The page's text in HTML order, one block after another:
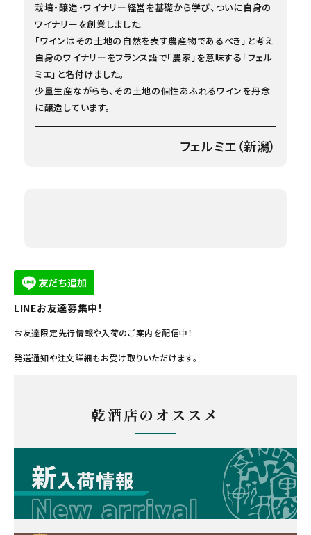
栽培・醸造・ワイナリー経営を基礎から学び、ついに自身の
ワイナリーを創業しました。
「ワインはその土地の自然を表す農産物であるべき」と考え
自身のワイナリーをフランス語で「農家」を意味する「フェル
ミエ」と名付けました。
少量生産ながらも、その土地の個性あふれるワインを丹念
に醸造しています。
フェルミエ（新潟）
LINEお友達募集中！
お友達限定先行情報や入荷のご案内を配信中！
発送通知や注文詳細もお受け取りいただけます。
乾酒店のオススメ